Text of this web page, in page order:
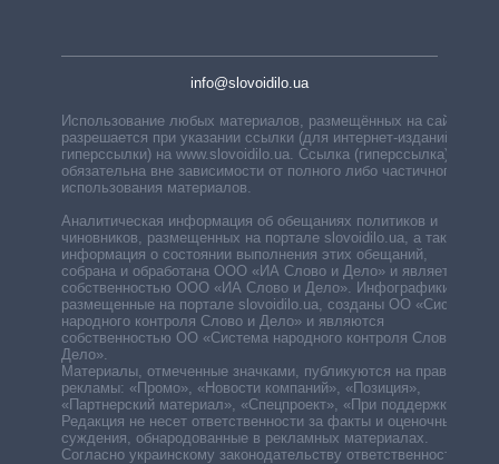
info@slovoidilo.ua
Использование любых материалов, размещённых на сайте,
разрешается при указании ссылки (для интернет-изданий —
гиперссылки) на www.slovoidilo.ua. Ссылка (гиперссылка)
обязательна вне зависимости от полного либо частичного
использования материалов.
Аналитическая информация об обещаниях политиков и
чиновников, размещенных на портале slovoidilo.ua, а также
информация о состоянии выполнения этих обещаний,
собрана и обработана ООО «ИА Слово и Дело» и является
собственностью ООО «ИА Слово и Дело». Инфографики,
размещенные на портале slovoidilo.ua, созданы ОО «Система
народного контроля Слово и Дело» и являются
собственностью ОО «Система народного контроля Слово и
Дело».
Материалы, отмеченные значками, публикуются на правах
рекламы: «Промо», «Новости компаний», «Позиция»,
«Партнерский материал», «Спецпроект», «При поддержке».
Редакция не несет ответственности за факты и оценочные
суждения, обнародованные в рекламных материалах.
Согласно украинскому законодательству ответственность за